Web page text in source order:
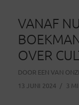
VANAF
OVER
DOOR EEN VAN
13 JUNI 2024
3